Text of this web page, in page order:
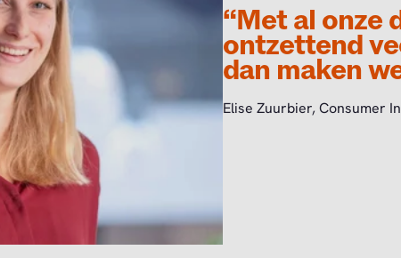
“Met al onze
ontzettend
dan maken
Elise Zuurbier, Consumer